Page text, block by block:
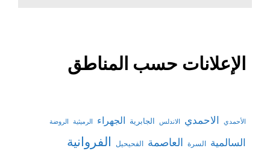
الإعلانات حسب المناطق
الأحمدي الاحمدي الاندلس الجابرية الجهراء الرميثية الروضة
السالمية السرة العاصمة الفحيحيل الفروانية